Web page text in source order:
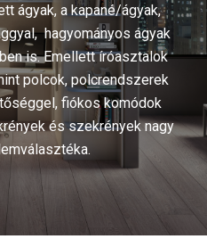
ágyak, a kapané/ágyak,
hagyományos ágyak
is. Emellett íróasztalok
polcok, polcrendszerek
fiókos komódok
és szekrények nagy